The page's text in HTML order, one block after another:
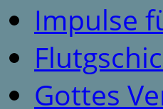
Impulse
Gottes